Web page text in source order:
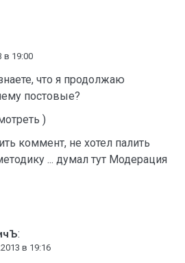
в 19:00
что я продолжаю
постовые?
)
коммент, не хотел палить
... думал тут Модерация
:
в 19:16